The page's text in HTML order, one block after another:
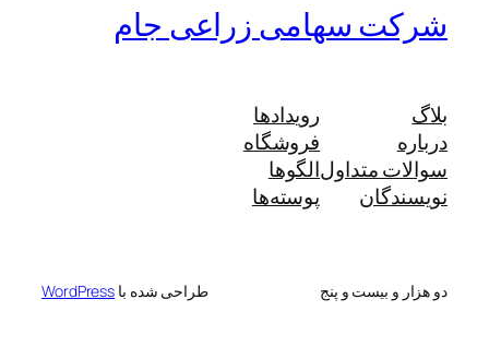
شرکت سهامی زراعی جام
بلاگ
درباره
سوالات متداول
نویسندگان
رویدادها
فروشگاه
الگوها
پوسته‌ها
دو هزار و بیست و پنج طراحی شده با WordPress